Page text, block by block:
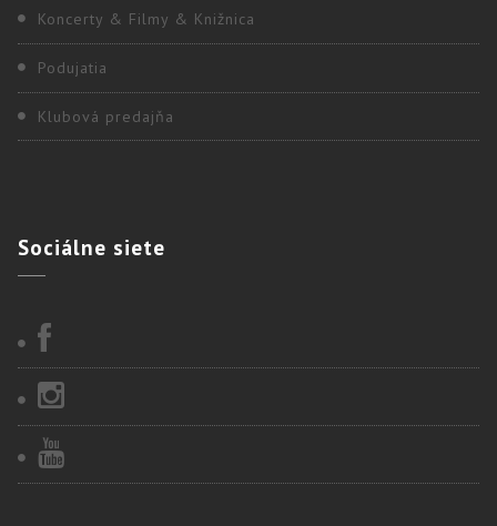
Koncerty & Filmy & Knižnica
Podujatia
Klubová predajňa
Sociálne siete